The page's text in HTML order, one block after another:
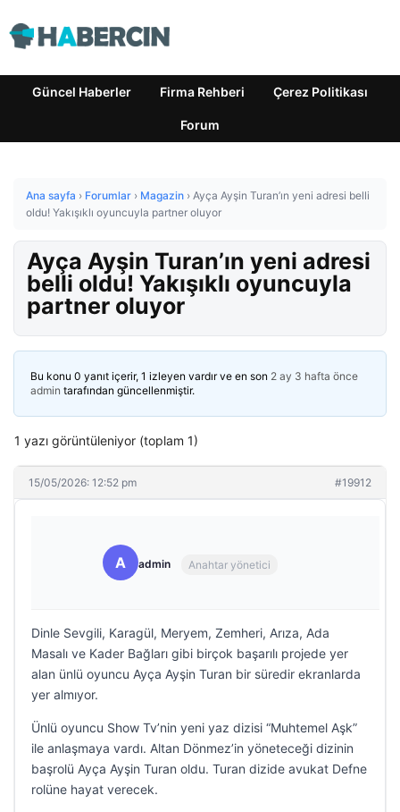
Güncel Haberler Firma Rehberi Çerez Politikası
Forum
Ana sayfa › Forumlar › Magazin › Ayça Ayşin Turan’ın yeni adresi belli
oldu! Yakışıklı oyuncuyla partner oluyor
Ayça Ayşin Turan’ın yeni adresi
belli oldu! Yakışıklı oyuncuyla
partner oluyor
Bu konu 0 yanıt içerir, 1 izleyen vardır ve en son 2 ay 3 hafta önce
admin tarafından güncellenmiştir.
1 yazı görüntüleniyor (toplam 1)
15/05/2026: 12:52 pm #19912
A admin Anahtar yönetici
Dinle Sevgili, Karagül, Meryem, Zemheri, Arıza, Ada
Masalı ve Kader Bağları gibi birçok başarılı projede yer
alan ünlü oyuncu Ayça Ayşin Turan bir süredir ekranlarda
yer almıyor.
Ünlü oyuncu Show Tv’nin yeni yaz dizisi “Muhtemel Aşk”
ile anlaşmaya vardı. Altan Dönmez’in yöneteceği dizinin
başrolü Ayça Ayşin Turan oldu. Turan dizide avukat Defne
rolüne hayat verecek.